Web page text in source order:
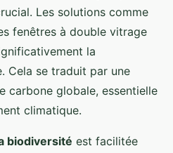
Les solutions comme
fenêtres à double vitrage
la
Cela se traduit par une
carbone globale, essentielle
climatique.
biodiversité est facilitée